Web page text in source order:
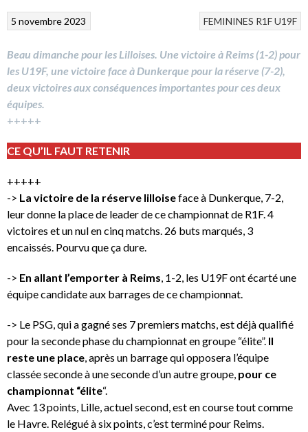
FEMININES R1FU19F
5 novembre 2023
Beau dimanche pour les Lilloises. Une victoire à Reims (1-2) pour
les U19F, une victoire face à Dunkerque pour la réserve (7-2),
deux victoires aux conséquences importantes pour ces deux
équipes.
+++++
CE QU’IL FAUT RETENIR
+++++
-> La victoire de la réserve lilloiseface à Dunkerque, 7-2,
leur donne la place de leader de ce championnat de R1F. 4
victoires et un nul en cinq matchs. 26 buts marqués, 3
encaissés. Pourvu que ça dure.
-> En allant l’emporter à Reims, 1-2, les U19F ont écarté une
équipe candidate aux barrages de ce championnat.
-> Le PSG, qui a gagné ses 7 premiers matchs, est déjà qualifié
pour la seconde phase du championnat en groupe “élite”. Il
reste une place, après un barrage qui opposera l’équipe
classée seconde à une seconde d’un autre groupe, pour ce
championnat “élite“.
Avec 13 points, Lille, actuel second, est en course tout comme
le Havre. Relégué à six points, c’est terminé pour Reims.